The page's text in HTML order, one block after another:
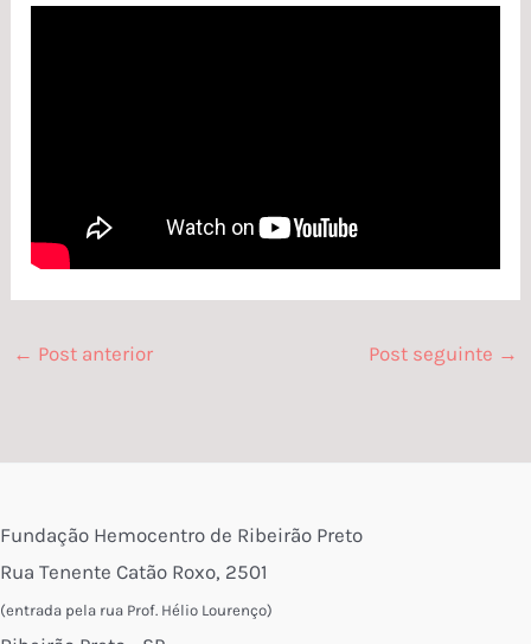
← Post anterior Post seguinte →
Fundação Hemocentro de Ribeirão Preto
Rua Tenente Catão Roxo, 2501
(entrada pela rua Prof. Hélio Lourenço)